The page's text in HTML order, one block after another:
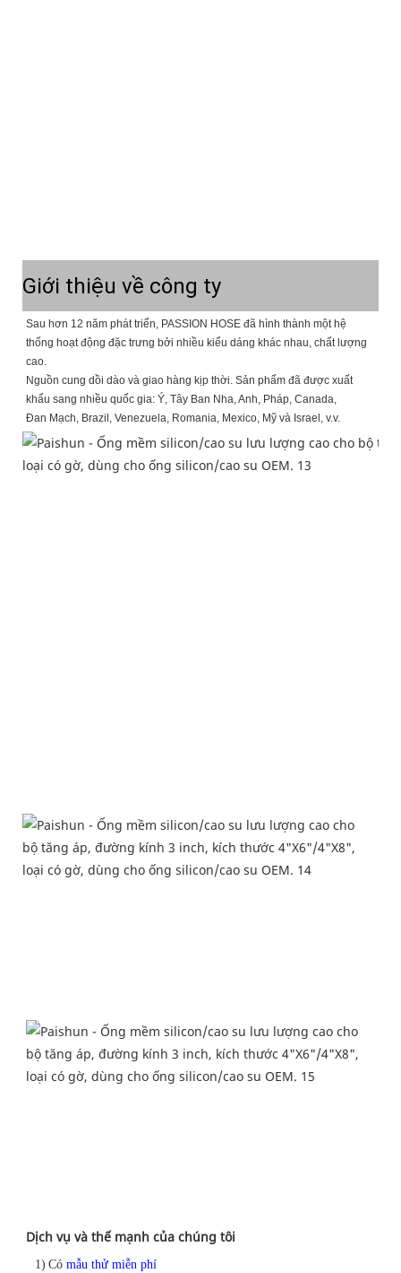
Giới thiệu về công ty
Sau hơn 12 năm phát triển, PASSION HOSE đã hình thành một hệ
thống hoạt động đặc trưng bởi nhiều kiểu dáng khác nhau, chất lượng
cao.
Nguồn cung dồi dào và giao hàng kịp thời. Sản phẩm đã được xuất
khẩu sang nhiều quốc gia: Ý, Tây Ban Nha, Anh, Pháp, Canada,
Đan Mạch, Brazil, Venezuela, Romania, Mexico, Mỹ và Israel, v.v.
Dịch vụ và thế mạnh của chúng tôi
1) Có mẫu thử miễn phí